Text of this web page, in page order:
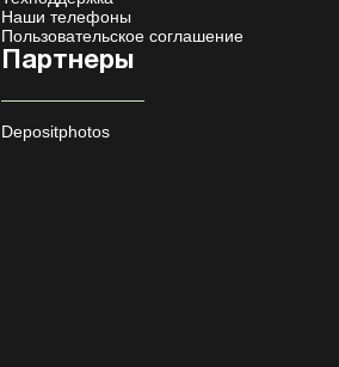
Наши телефоны
Пользовательское соглашение
Партнеры
Depositphotos